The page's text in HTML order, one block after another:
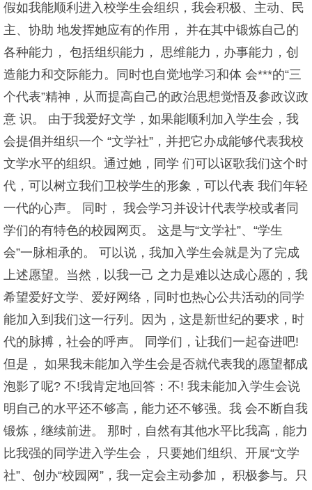
假如我能顺利进入校学生会组织，我会积极、主动、民
主、协助 地发挥她应有的作用， 并在其中锻炼自己的
各种能力， 包括组织能力， 思维能力，办事能力，创
造能力和交际能力。同时也自觉地学习和体 会***的“三
个代表”精神，从而提高自己的政治思想觉悟及参政议政
意 识。 由于我爱好文学，如果能顺利加入学生会，我
会提倡并组织一个 “文学社”，并把它办成能够代表我校
文学水平的组织。通过她，同学 们可以讴歌我们这个时
代，可以树立我们卫校学生的形象，可以代表 我们年轻
一代的心声。 同时， 我会学习并设计代表学校或者同
学们的有特色的校园网页。 这是与“文学社”、“学生
会”一脉相承的。 可以说，我加入学生会就是为了完成
上述愿望。当然，以我一己 之力是难以达成心愿的，我
希望爱好文学、爱好网络，同时也热心公共活动的同学
能加入到我们这一行列。因为，这是新世纪的要求，时
代的脉搏，社会的呼声。 同学们，让我们一起奋进吧!
但是， 如果我未能加入学生会是否就代表我的愿望都成
泡影了呢? 不!我肯定地回答：不! 我未能加入学生会说
明自己的水平还不够高，能力还不够强。我 会不断自我
锻炼，继续前进。 那时，自然有其他水平比我高，能力
比我强的同学进入学生会， 只要她们组织、开展“文学
社”、创办“校园网”，我一定会主动参加， 积极参与。只